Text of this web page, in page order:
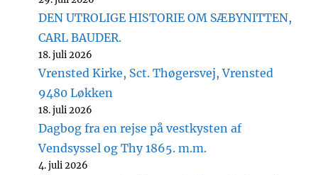
DEN UTROLIGE HISTORIE OM SÆBYNITTEN,
CARL BAUDER.
18. juli 2026
Vrensted Kirke, Sct. Thøgersvej, Vrensted
9480 Løkken
18. juli 2026
Dagbog fra en rejse på vestkysten af
Vendsyssel og Thy 1865. m.m.
4. juli 2026